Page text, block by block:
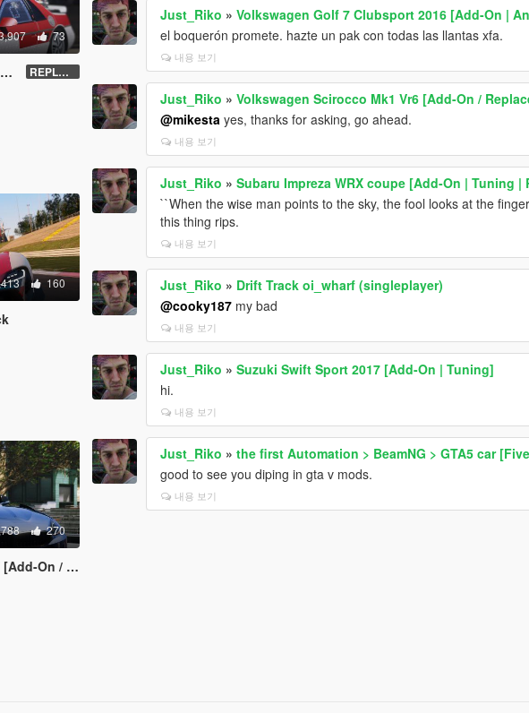
73
REPLACE - UNLOCKED - Z3D
160
270
/ Replace]
Just_Riko »Volkswagen Golf 7 Clubsport 2016 [Add-On |
el boquerón promete. hazte un pak con todas las llantas xfa.
내용 보기
Just_Riko »Volkswagen Scirocco Mk1 Vr6 [Add-On /
@mikesta yes, thanks for asking, go ahead.
내용 보기
Just_Riko »Subaru Impreza WRX coupe [Add-On | Tuning |
``When the wise man points to the sky, the fool looks at the
this thing rips.
내용 보기
Just_Riko » Drift Track oi_wharf (singleplayer)
@cooky187 my bad
내용 보기
Just_Riko »Suzuki Swift Sport 2017 [Add-On | Tuning]
hi.
내용 보기
Just_Riko »the first Automation > BeamNG > GTA5 car
good to see you diping in gta v mods.
내용 보기